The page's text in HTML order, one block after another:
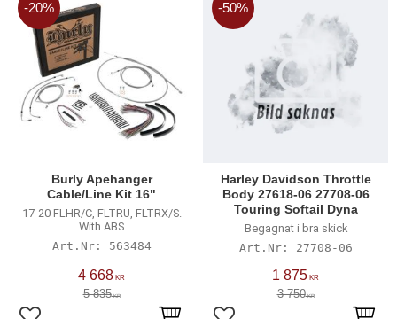
Burly Apehanger
Cable/Line Kit 16"
17-20 FLHR/C, FLTRU, FLTRX/S.
With ABS
563484
4 668 KR
5 835KR
20%
Harley Davidson Throttle
Body 27618-06 27708-06
Touring Softail Dyna
Begagnat i bra skick
27708-06
1 875 KR
3 750KR
50%